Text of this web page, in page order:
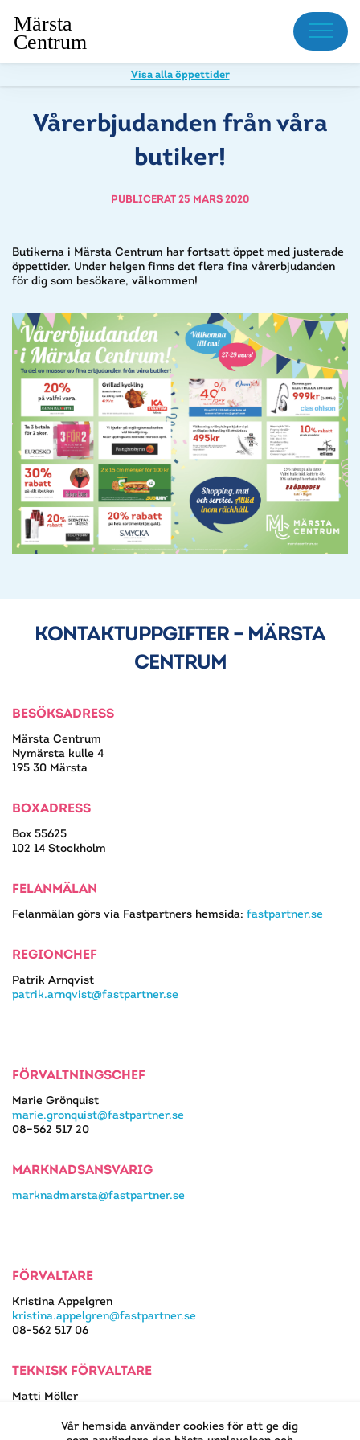
Meny
Visa alla öppettider
Vårerbjudanden från våra
butiker!
PUBLICERAT 25 MARS 2020
Butikerna i Märsta Centrum har fortsatt öppet med justerade
öppettider. Under helgen finns det flera fina vårerbjudanden
för dig som besökare, välkommen!
KONTAKTUPPGIFTER – MÄRSTA
CENTRUM
BESÖKSADRESS
Märsta Centrum
Nymärsta kulle 4
195 30 Märsta
BOXADRESS
Box 55625
102 14 Stockholm
FELANMÄLAN
Felanmälan görs via Fastpartners hemsida: fastpartner.se
REGIONCHEF
Patrik Arnqvist
patrik.arnqvist@fastpartner.se
FÖRVALTNINGSCHEF
Marie Grönquist
marie.gronquist@fastpartner.se
08–562 517 20
MARKNADSANSVARIG
marknadmarsta@fastpartner.se
FÖRVALTARE
Kristina Appelgren
kristina.appelgren@fastpartner.se
08-562 517 06
TEKNISK FÖRVALTARE
Matti Möller
matti.moller@fastpartner.se
Vår hemsida använder cookies för att ge dig